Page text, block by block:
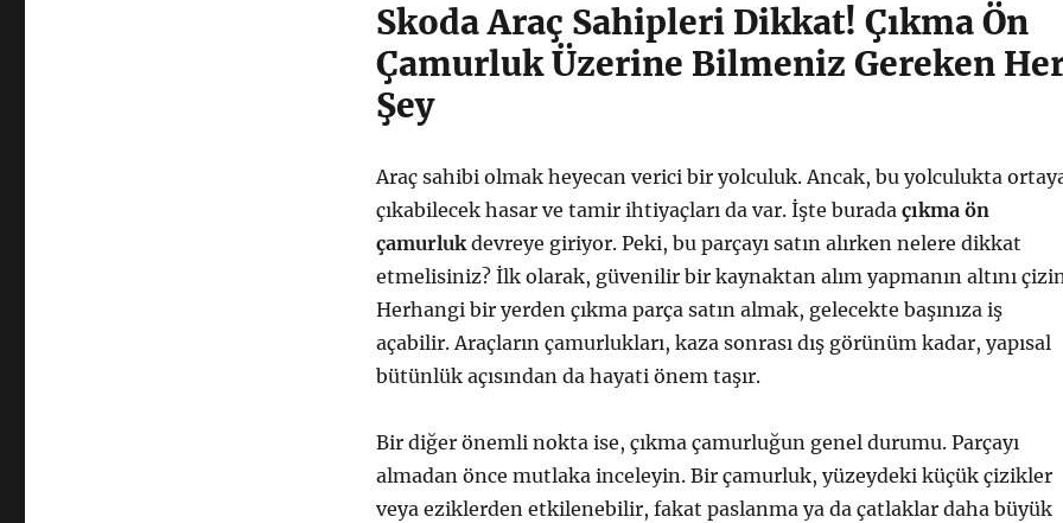
Skoda Araç Sahipleri Dikkat! Çıkma Ön
Çamurluk Üzerine Bilmeniz Gereken
Şey
Araç sahibi olmak heyecan verici bir yolculuk. Ancak, bu yolculukta
çıkabilecek hasar ve tamir ihtiyaçları da var. İşte burada çıkma ön
çamurlukdevreye giriyor. Peki, bu parçayı satın alırken nelere dikkat
etmelisiniz? İlk olarak, güvenilir bir kaynaktan alım yapmanın altını
Herhangi bir yerden çıkma parça satın almak, gelecekte başınıza iş
açabilir. Araçların çamurlukları, kaza sonrası dış görünüm kadar, yapısal
bütünlük açısından da hayati önem taşır.
Bir diğer önemli nokta ise, çıkma çamurluğun genel durumu. Parçayı
almadan önce mutlaka inceleyin. Bir çamurluk, yüzeydeki küçük çizikler
veya eziklerden etkilenebilir, fakat paslanma ya da çatlaklar daha büyük